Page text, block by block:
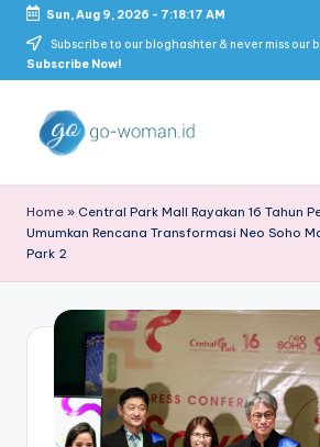
Skip
Sun, Aug 9, 2026 - 7:18:18 AM
Subscribe to our bloghashter & never miss our
Subscribe Now!
o
-
W
o
Wanita
Home » Central Park Mall Rayakan 16 Tahun
Umumkan Rencana Transformasi Neo Soho
Park 2